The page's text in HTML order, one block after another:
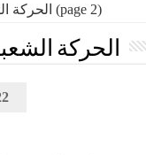
الحركة (page 2)
الحركة